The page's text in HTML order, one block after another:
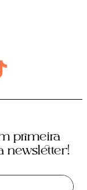
primeira
newsletter!